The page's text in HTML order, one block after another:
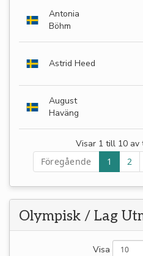
Antonia
Böhm
Astrid Heed
August
Haväng
Visar 1 till 10 av
Föregående
1 2
Olympisk / Lag
Visa